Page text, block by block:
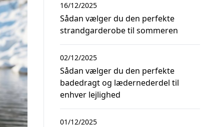
Sådan vælger du den perfekte
strandgarderobe til sommeren
16/12/2025
Sådan vælger du den perfekte
badedragt og lædernederdel til
enhver lejlighed
02/12/2025
01/12/2025